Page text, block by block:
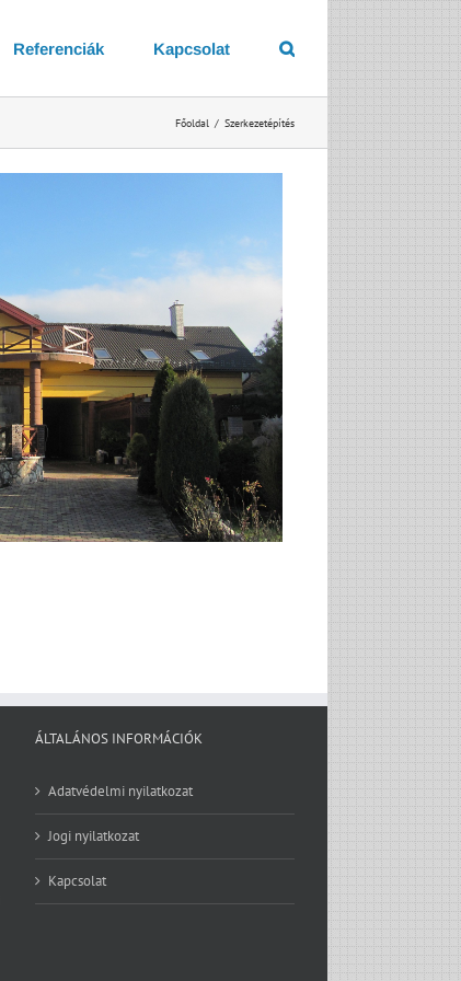
Referenciák Kapcsolat
Főoldal / Szerkezetépítés
ÁLTALÁNOS INFORMÁCIÓK
Adatvédelmi nyilatkozat
Jogi nyilatkozat
Kapcsolat